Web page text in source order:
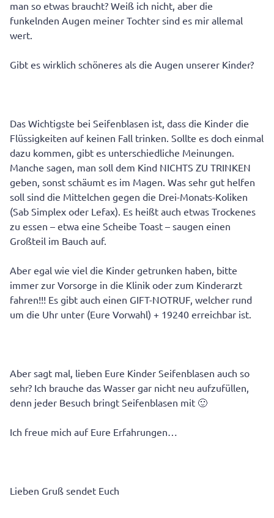
man so etwas braucht? Weiß ich nicht, aber die
funkelnden Augen meiner Tochter sind es mir allemal
wert.
Gibt es wirklich schöneres als die Augen unserer Kinder?
Das Wichtigste bei Seifenblasen ist, dass die Kinder die
Flüssigkeiten auf keinen Fall trinken. Sollte es doch einmal
dazu kommen, gibt es unterschiedliche Meinungen.
Manche sagen, man soll dem Kind NICHTS ZU TRINKEN
geben, sonst schäumt es im Magen. Was sehr gut helfen
soll sind die Mittelchen gegen die Drei-Monats-Koliken
(Sab Simplex oder Lefax). Es heißt auch etwas Trockenes
zu essen – etwa eine Scheibe Toast – saugen einen
Großteil im Bauch auf.
Aber egal wie viel die Kinder getrunken haben, bitte
immer zur Vorsorge in die Klinik oder zum Kinderarzt
fahren!!! Es gibt auch einen GIFT-NOTRUF, welcher rund
um die Uhr unter (Eure Vorwahl) + 19240 erreichbar ist.
Aber sagt mal, lieben Eure Kinder Seifenblasen auch so
sehr? Ich brauche das Wasser gar nicht neu aufzufüllen,
denn jeder Besuch bringt Seifenblasen mit 🙂
Ich freue mich auf Eure Erfahrungen…
Lieben Gruß sendet Euch